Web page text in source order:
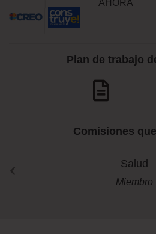
AHORA
Plan de trabajo
Comisiones
Salud
Miembro